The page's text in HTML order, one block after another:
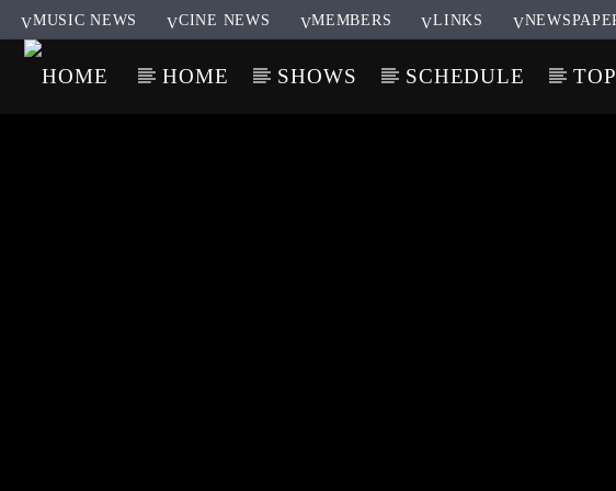
MUSIC NEWS CINE NEWS MEMBERS LINKS
HOME SHOWS SCHEDULE